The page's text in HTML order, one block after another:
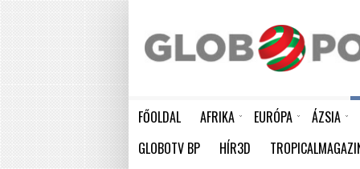
FŐOLDAL AFRIKA EURÓPA ÁZSIA
GLOBOTV BP HÍR3D